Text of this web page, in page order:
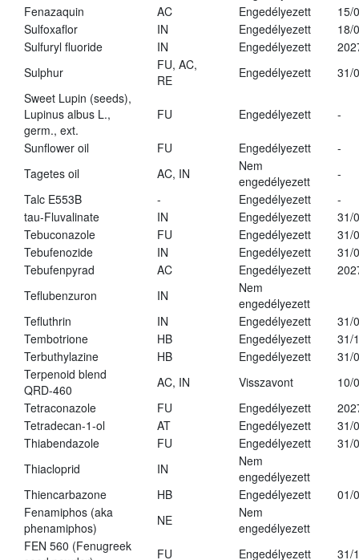
Fenazaquin
AC Engedélyezett
15/
Sulfoxaflor
IN Engedélyezett
18/
Sulfuryl fluoride
IN Engedélyezett
Sulphur
FU, AC,
RE
Engedélyezett
31/
Sweet Lupin (seeds),
Lupinus albus L.,
germ., ext.
FU Engedélyezett -
Sunflower oil FU Engedélyezett
-
Tagetes oil
AC, IN
Nem
engedélyezett
-
Talc E553B
- Engedélyezett
-
tau-Fluvalinate
IN Engedélyezett
31/
Tebuconazole
FU Engedélyezett
31/
Tebufenozide
IN Engedélyezett
31/
Tebufenpyrad
AC Engedélyezett
Teflubenzuron
IN
Nem
engedélyezett
Tefluthrin
IN Engedélyezett
31/
Tembotrione
HB Engedélyezett
31/
Terbuthylazine
HB Engedélyezett
31/
Terpenoid blend
QRD-460
AC, IN Visszavont
10/
Tetraconazole
FU Engedélyezett
Tetradecan-1-ol
AT Engedélyezett
31/
Thiabendazole
FU Engedélyezett
31/
Thiacloprid
IN
Nem
engedélyezett
Thiencarbazone
HB Engedélyezett
01/
Fenamiphos (aka
phenamiphos)
NE
Nem
engedélyezett
FEN 560 (Fenugreek
FU Engedélyezett 31/